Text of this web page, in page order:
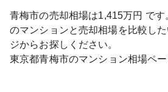
青梅市の売却相場は1,415万円 です
のマンションと売却相場を比較し
ジからお探しください。
東京都青梅市のマンション相場ペ